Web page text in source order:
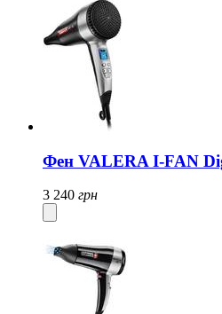
Фен VALERA I-FAN
3 240 грн